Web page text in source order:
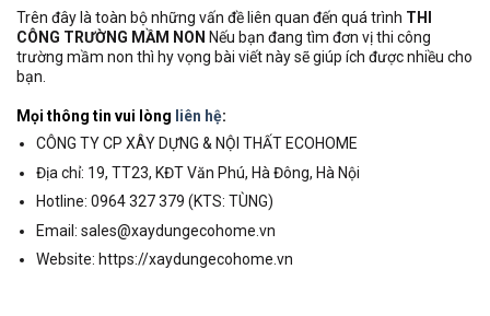
Trên đây là toàn bộ những vấn đề liên quan đến quá trình THI
CÔNG TRƯỜNG MẦM NON Nếu bạn đang tìm đơn vị thi công
trường mầm non thì hy vọng bài viết này sẽ giúp ích được nhiều cho
bạn.
Mọi thông tin vui lòng liên hệ:
CÔNG TY CP XÂY DỰNG & NỘI THẤT ECOHOME
Địa chỉ: 19, TT23, KĐT Văn Phú, Hà Đông, Hà Nội
Hotline: 0964 327 379 (KTS: TÙNG)
Email: sales@xaydungecohome.vn
Website: https://xaydungecohome.vn